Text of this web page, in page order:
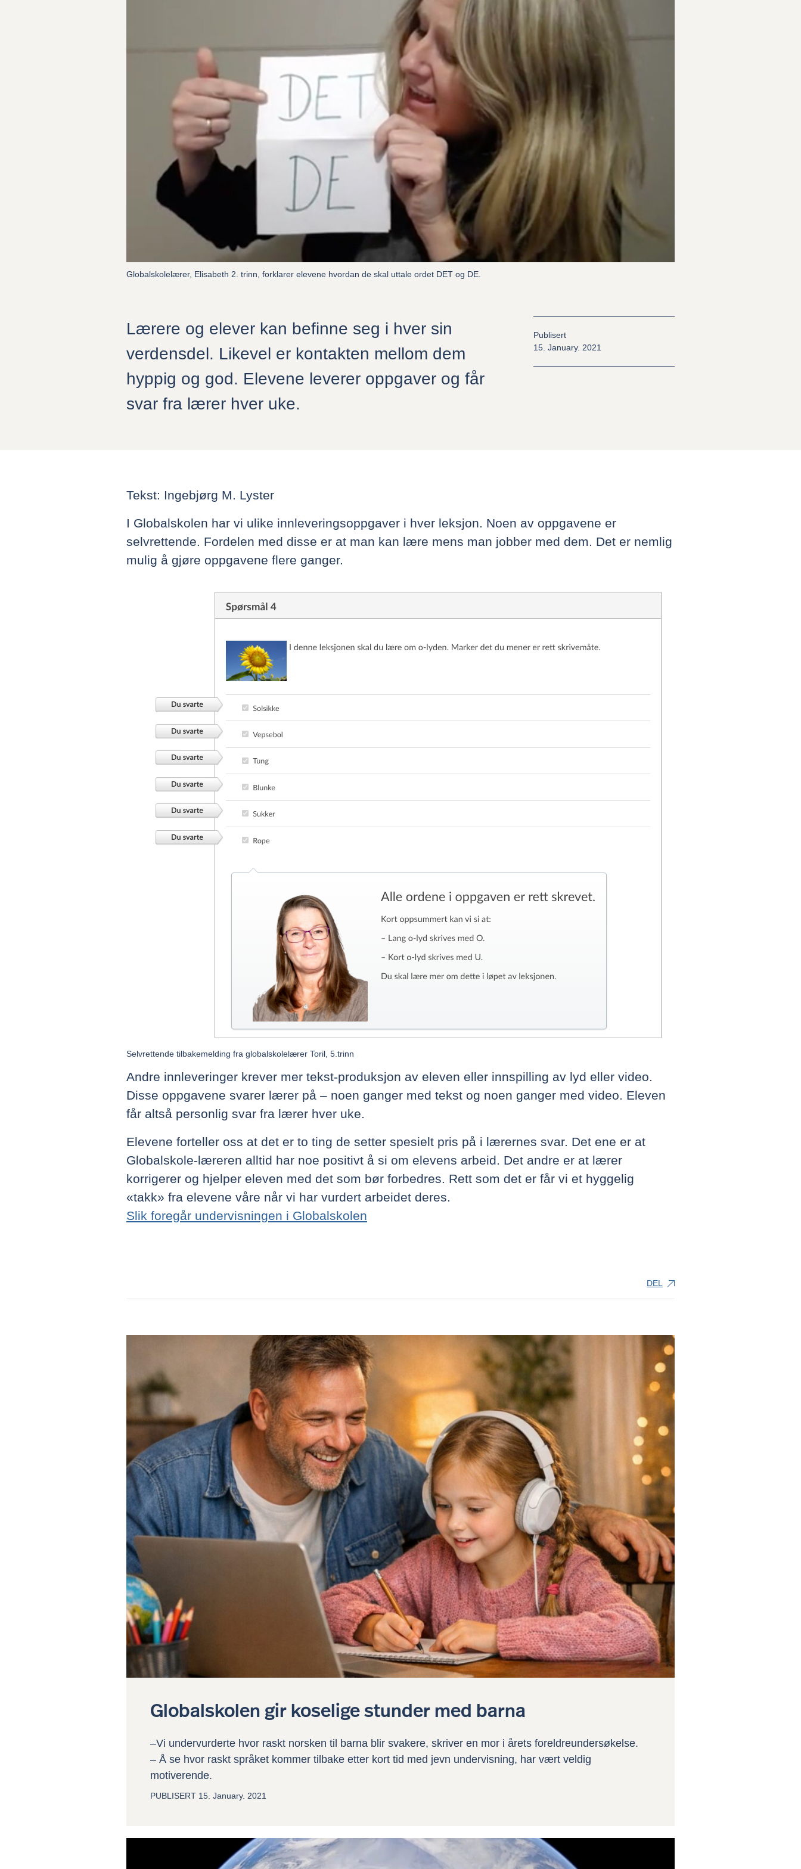
Hvem kan søke?
Ofte stilte spørsmål
Søk skoleplass
Om oss
Nyheter
Kontakt oss
Canvas
Ansatte
Globalskolelærer, Elisabeth 2. trinn, forklarer elevene hvordan de skal uttale ordet DET og DE.
Lærere og elever kan befinne seg i hver sin
verdensdel. Likevel er kontakten mellom dem
hyppig og god. Elevene leverer oppgaver og får
svar fra lærer hver uke.
Publisert
15. January. 2021
Tekst: Ingebjørg M. Lyster
I Globalskolen har vi ulike innleveringsoppgaver i hver leksjon. Noen av oppgavene er
selvrettende. Fordelen med disse er at man kan lære mens man jobber med dem. Det er nemlig
mulig å gjøre oppgavene flere ganger.
Selvrettende tilbakemelding fra globalskolelærer Toril, 5.trinn
Andre innleveringer krever mer tekst-produksjon av eleven eller innspilling av lyd eller video.
Disse oppgavene svarer lærer på – noen ganger med tekst og noen ganger med video. Eleven
får altså personlig svar fra lærer hver uke.
Elevene forteller oss at det er to ting de setter spesielt pris på i lærernes svar. Det ene er at
Globalskole-læreren alltid har noe positivt å si om elevens arbeid. Det andre er at lærer
korrigerer og hjelper eleven med det som bør forbedres. Rett som det er får vi et hyggelig
«takk» fra elevene våre når vi har vurdert arbeidet deres.
Slik foregår undervisningen i Globalskolen
DEL
Globalskolen gir koselige stunder med barna
–Vi undervurderte hvor raskt norsken til barna blir svakere, skriver en mor i årets foreldreundersøkelse.
– Å se hvor raskt språket kommer tilbake etter kort tid med jevn undervisning, har vært veldig
motiverende.
PUBLISERT 15. January. 2021